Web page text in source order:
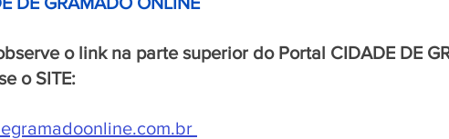
o link na parte superior do Portal CIDADE DE
o SITE: